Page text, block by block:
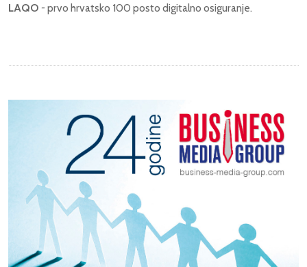
LAQO -prvo hrvatsko 100 posto digitalno osiguranje.